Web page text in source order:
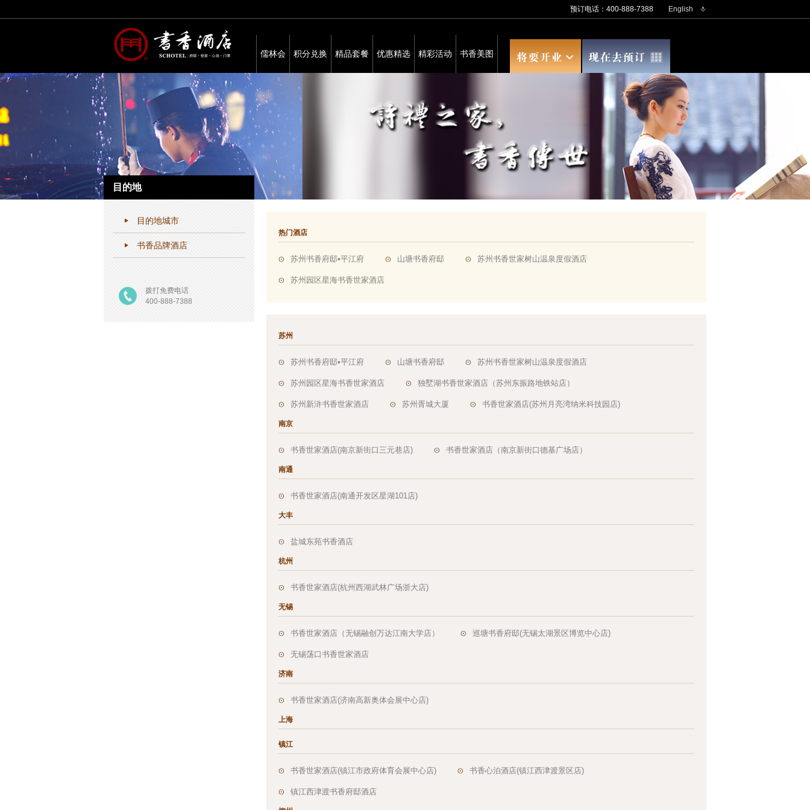
预订电话：400-888-7388 English
儒林会 积分兑换 精品套餐 优惠精选 精彩活动 书香美图
目的地
目的地城市
书香品牌酒店
拨打免费电话
400-888-7388
热门酒店
苏州书香府邸•平江府 山塘书香府邸 苏州书香世家树山温泉度假酒店
苏州园区星海书香世家酒店
苏州
苏州书香府邸•平江府 山塘书香府邸 苏州书香世家树山温泉度假酒店
苏州园区星海书香世家酒店 独墅湖书香世家酒店（苏州东振路地铁站店）
苏州新浒书香世家酒店 苏州胥城大厦 书香世家酒店(苏州月亮湾纳米科技园店)
南京
书香世家酒店(南京新街口三元巷店) 书香世家酒店（南京新街口德基广场店）
南通
书香世家酒店(南通开发区星湖101店)
大丰
盐城东苑书香酒店
杭州
书香世家酒店(杭州西湖武林广场浙大店)
无锡
书香世家酒店（无锡融创万达江南大学店） 巡塘书香府邸(无锡太湖景区博览中心店)
无锡荡口书香世家酒店
济南
书香世家酒店(济南高新奥体会展中心店)
上海
镇江
书香世家酒店(镇江市政府体育会展中心店) 书香心泊酒店(镇江西津渡景区店)
镇江西津渡书香府邸酒店